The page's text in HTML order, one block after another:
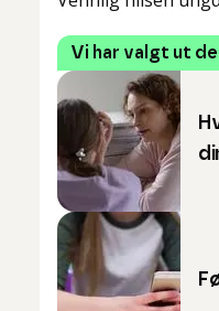
Vi har valgt ut